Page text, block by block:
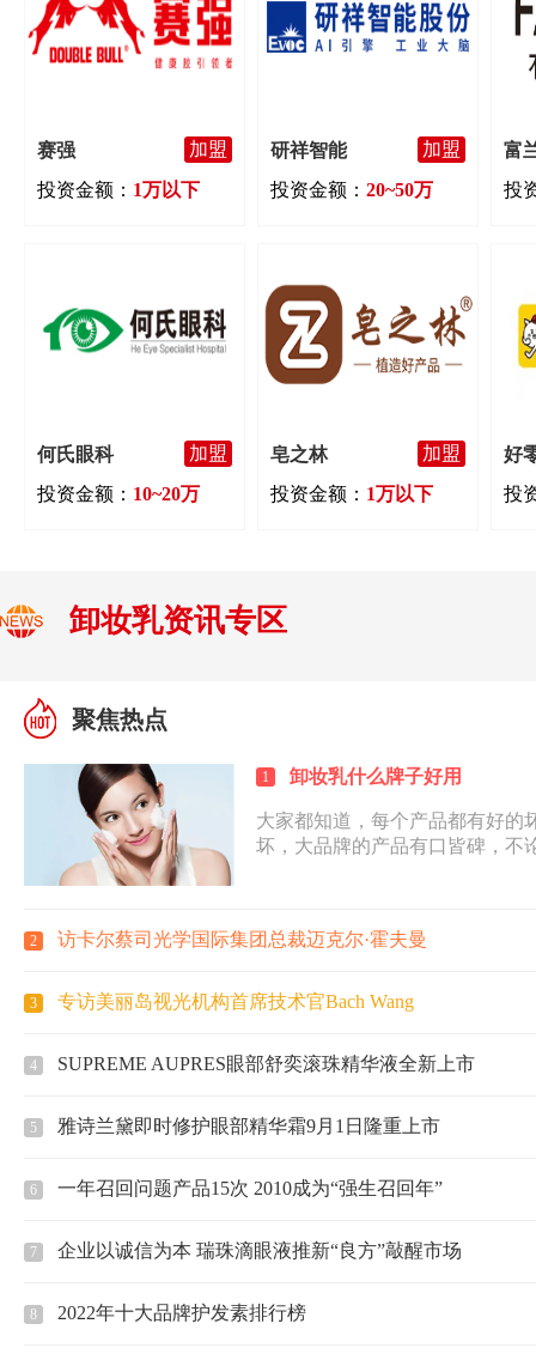
赛强
加盟
投资金额： 1万以下
研祥智能
加盟
投资金额： 20~50万
富
投
何氏眼科
加盟
投资金额： 10~20万
皂之林
加盟
投资金额： 1万以下
好
投
卸妆乳资讯专区
聚焦热点
1 卸妆乳什么牌子好用
大家都知道，每个产品都有好的
坏，大品牌的产品有口皆碑，不
TheFaceShop菲诗小铺、
2 访卡尔蔡司光学国际集团总裁迈克尔·霍夫曼
3 专访美丽岛视光机构首席技术官Bach Wang
4 SUPREME AUPRES眼部舒奕滚珠精华液全新上市
5 雅诗兰黛即时修护眼部精华霜9月1日隆重上市
6 一年召回问题产品15次 2010成为“强生召回年”
7 企业以诚信为本 瑞珠滴眼液推新“良方”敲醒市场
8 2022年十大品牌护发素排行榜